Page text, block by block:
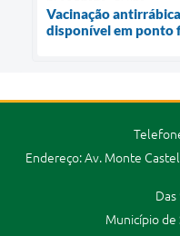
Vacinação
disponível em ponto
Endereço: Av. Monte
Das
Município de